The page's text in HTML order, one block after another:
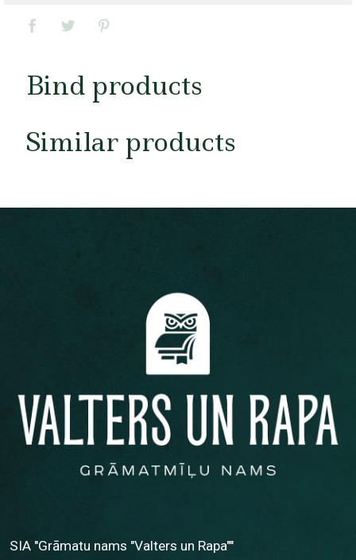
Bind products
Similar products
SIA "Grāmatu nams "Valters un Rapa""